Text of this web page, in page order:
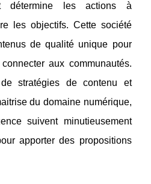
détermine les actions à
les objectifs. Cette société
de qualité unique pour
aux communautés.
stratégies de contenu et
du domaine numérique,
suivent minutieusement
apporter des propositions